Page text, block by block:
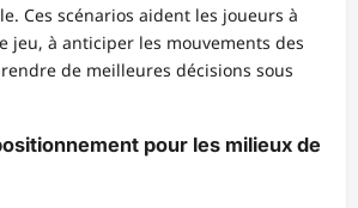
Ces scénarios aident les joueurs à
jeu, à anticiper les mouvements des
de meilleures décisions sous
pour les milieux de